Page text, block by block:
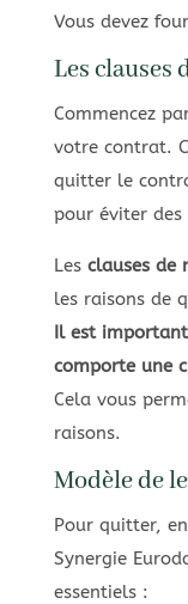
Vous devez
Les clauses
Commencez
votre contrat.
quitter le
pour éviter des
Les clauses de
les raisons de
Il est
comporte une
Cela vous
raisons.
Modèle de
Pour quitter,
Synergie
essentiels :